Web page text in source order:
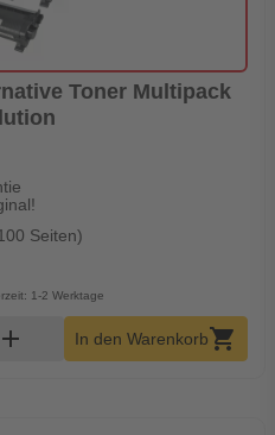
Toner Multipack
Seiten)
1-2 Werktage
Menge
add In den Warenkorbshopping_cart